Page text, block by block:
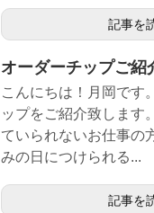
記事を
オーダーチップご
こんにちは！月岡です
ップをご紹介致します
ていられないお仕事の
みの日につけられる...
記事を